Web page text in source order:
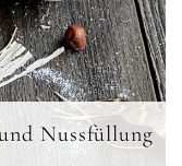
Nussfüllung